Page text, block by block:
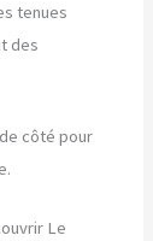
tenues
des
côté pour
Le